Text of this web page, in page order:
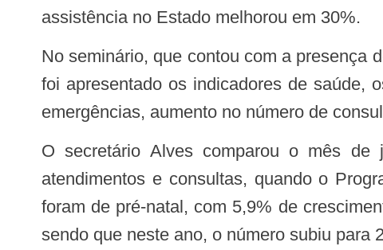
assistência no Estado melhorou em 30%.
No seminário, que contou com a presença de 170 profissionais, entre técnicos, gestores e interlocutores do Ministério da Saúde,
foi apresentado os indicadores de saúde,
emergências, aumento no número de
O secretário Alves comparou o mês de janeiro deste ano, com o mesmo período de 2013, em relação ao número de
atendimentos e consultas, quando o
foram de pré-natal, com 5,9% de
sendo que neste ano, o número subiu para